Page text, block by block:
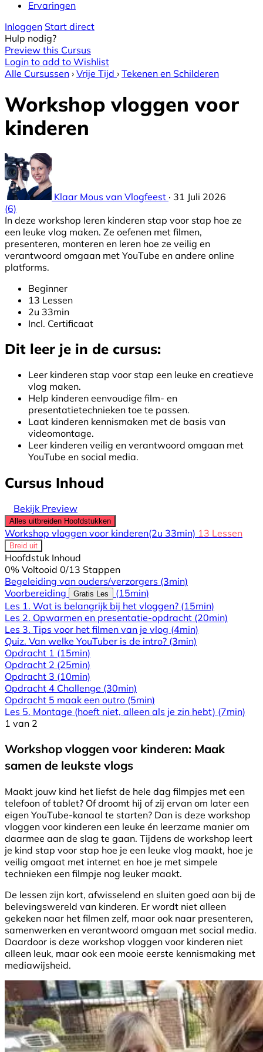
Ervaringen
Inloggen Start direct
Hulp nodig?
Preview this Cursus
Login to add to Wishlist
Alle Cursussen › Vrije Tijd › Tekenen en Schilderen
Workshop vloggen voor
kinderen
Klaar Mous van Vlogfeest · 31 Juli 2026
(6)
In deze workshop leren kinderen stap voor stap hoe ze
een leuke vlog maken. Ze oefenen met filmen,
presenteren, monteren en leren hoe ze veilig en
verantwoord omgaan met YouTube en andere online
platforms.
Beginner
13 Lessen
2u 33min
Incl. Certificaat
Dit leer je in de cursus:
Leer kinderen stap voor stap een leuke en creatieve
vlog maken.
Help kinderen eenvoudige film- en
presentatietechnieken toe te passen.
Laat kinderen kennismaken met de basis van
videomontage.
Leer kinderen veilig en verantwoord omgaan met
YouTube en social media.
Cursus Inhoud
Bekijk Preview
Alles uitbreiden Hoofdstukken
Workshop vloggen voor kinderen(2u 33min) 13 Lessen
Breid uit
Hoofdstuk Inhoud
0% Voltooid 0/13 Stappen
Begeleiding van ouders/verzorgers (3min)
Voorbereiding
Gratis Les
(15min)
Les 1. Wat is belangrijk bij het vloggen? (15min)
Les 2. Opwarmen en presentatie-opdracht (20min)
Les 3. Tips voor het filmen van je vlog (4min)
Quiz. Van welke YouTuber is de intro? (3min)
Opdracht 1 (15min)
Opdracht 2 (25min)
Opdracht 3 (10min)
Opdracht 4 Challenge (30min)
Opdracht 5 maak een outro (5min)
Les 5. Montage (hoeft niet, alleen als je zin hebt) (7min)
1 van 2
Workshop vloggen voor kinderen: Maak
samen de leukste vlogs
Maakt jouw kind het liefst de hele dag filmpjes met een
telefoon of tablet? Of droomt hij of zij ervan om later een
eigen YouTube-kanaal te starten? Dan is deze workshop
vloggen voor kinderen een leuke én leerzame manier om
daarmee aan de slag te gaan. Tijdens de workshop leert
je kind stap voor stap hoe je een leuke vlog maakt, hoe je
veilig omgaat met internet en hoe je met simpele
technieken een filmpje nog leuker maakt.
De lessen zijn kort, afwisselend en sluiten goed aan bij de
belevingswereld van kinderen. Er wordt niet alleen
gekeken naar het filmen zelf, maar ook naar presenteren,
samenwerken en verantwoord omgaan met social media.
Daardoor is deze workshop vloggen voor kinderen niet
alleen leuk, maar ook een mooie eerste kennismaking met
mediawijsheid.